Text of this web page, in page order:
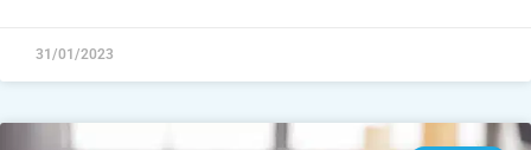
31/01/2023